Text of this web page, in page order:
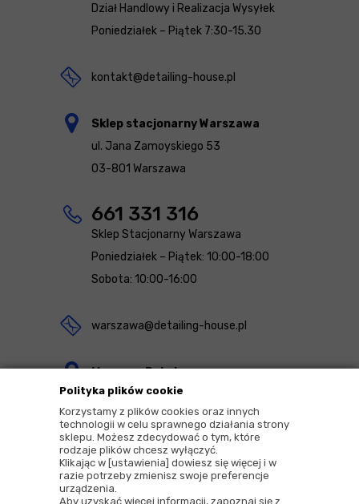
Polityka plików cookie
Korzystamy z plików cookies oraz innych
technologii w celu sprawnego działania strony
sklepu. Możesz zdecydować o tym, które
rodzaje plików chcesz wyłączyć.
Klikając w [ustawienia] dowiesz się więcej i w
razie potrzeby zmienisz swoje preferencje
urządzenia.
Aby uzyskać więcej informacji, zapoznaj się z
Dział Handlowy i Realizacja Wysyłek
Poniedziałek – Piątek 7:30-15.30
kontakt@detailing-house.pl
Sklep stacjonarny Warszawa
ul. Jana Zamoyskiego 53
03-801 Warszawa
661 331 316
Sklep Stacjonarny Warszawa
Poniedziałek – Piątek: 10:00-18:00
Sobota: 10:00-16:00
warszawa@detailing-house.pl
Magazyn Rekcin
Nomos Sp. z o.o. sp.k.
ul. Agrestowa 1
83-010 Rekcin